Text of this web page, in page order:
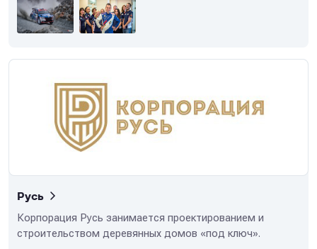
результатами стендовых испытаний, направленными на
исследование влияния физико-химических
эксплуатационные характеристики двигателей
«Аналитический центр ААИ-ГСМ» (г. Москва).
Русь
Корпорация Русь занимается проектированием и
строительством деревянных домов «под ключ».